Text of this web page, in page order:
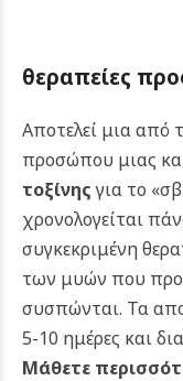
θεραπείες
Αποτελεί μια από
προσώπου μιας
τοξίνηςγια το
χρονολογείται
συγκεκριμένη
των μυών που
συσπώνται. Τα
5-10 ημέρες και
Μάθετε